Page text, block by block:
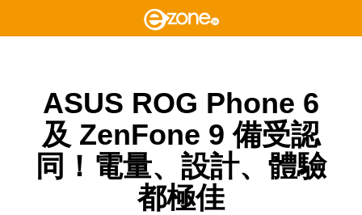
ASUS ROG Phone 6
及 ZenFone 9 備受認
同！電量、設計、體驗
都極佳